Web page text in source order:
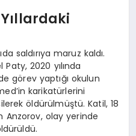
saldırıya maruz kaldı.
2020 yılında
görev yaptığı okulun
karikatürlerini
öldürülmüştü. Katil, 18
Anzorov, olay yerinde